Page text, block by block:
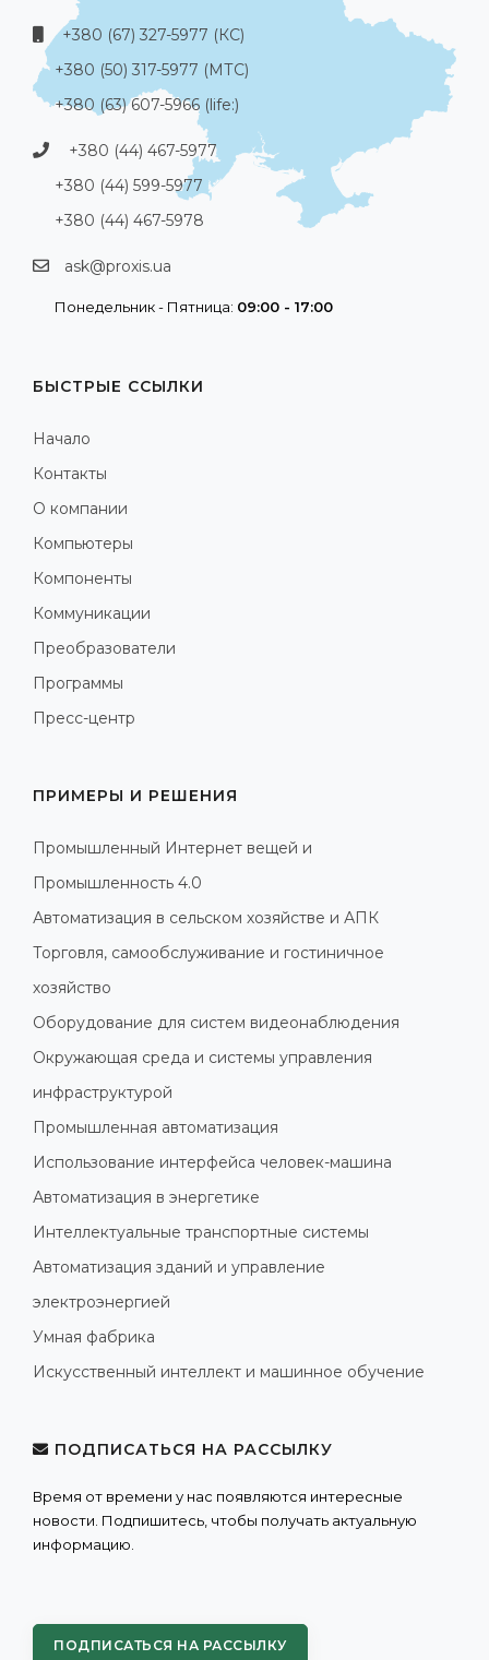
+380 (67) 327-5977 (КС)
+380 (50) 317-5977 (МТС)
+380 (63) 607-5966 (life:)
+380 (44) 467-5977
+380 (44) 599-5977
+380 (44) 467-5978
ask@proxis.ua
Понедельник - Пятница: 09:00 - 17:00
БЫСТРЫЕ ССЫЛКИ
Начало
Контакты
О компании
Компьютеры
Компоненты
Коммуникации
Преобразователи
Программы
Пресс-центр
ПРИМЕРЫ И РЕШЕНИЯ
Промышленный Интернет вещей и
Промышленность 4.0
Автоматизация в сельском хозяйстве и АПК
Торговля, самообслуживание и гостиничное
хозяйство
Оборудование для систем видеонаблюдения
Окружающая среда и системы управления
инфраструктурой
Промышленная автоматизация
Использование интерфейса человек-машина
Автоматизация в энергетике
Интеллектуальные транспортные системы
Автоматизация зданий и управление
электроэнергией
Умная фабрика
Искусственный интеллект и машинное обучение
ПОДПИСАТЬСЯ НА РАССЫЛКУ
Время от времени у нас появляются интересные
новости. Подпишитесь, чтобы получать актуальную
информацию.
ПОДПИСАТЬСЯ НА РАССЫЛКУ